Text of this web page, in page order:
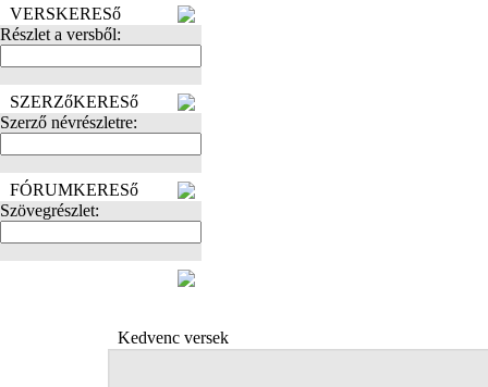
VERSKERESő
Részlet a versből:
SZERZőKERESő
Szerző névrészletre:
FÓRUMKERESő
Szövegrészlet:
Kedvenc versek